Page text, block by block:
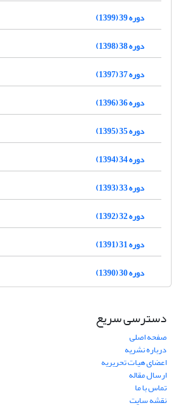
دوره 39 (1399)
دوره 38 (1398)
دوره 37 (1397)
دوره 36 (1396)
دوره 35 (1395)
دوره 34 (1394)
دوره 33 (1393)
دوره 32 (1392)
دوره 31 (1391)
دوره 30 (1390)
دسترسی سریع
صفحه اصلی
درباره نشریه
اعضای هیات تحریریه
ارسال مقاله
تماس با ما
نقشه سایت